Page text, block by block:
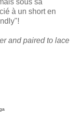
sous sa
à un short en
and paired to lace